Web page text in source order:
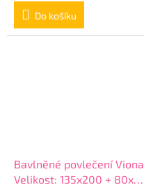
Do košíku
Bavlněné povlečení Viona
Velikost: 135x200 + 80x80